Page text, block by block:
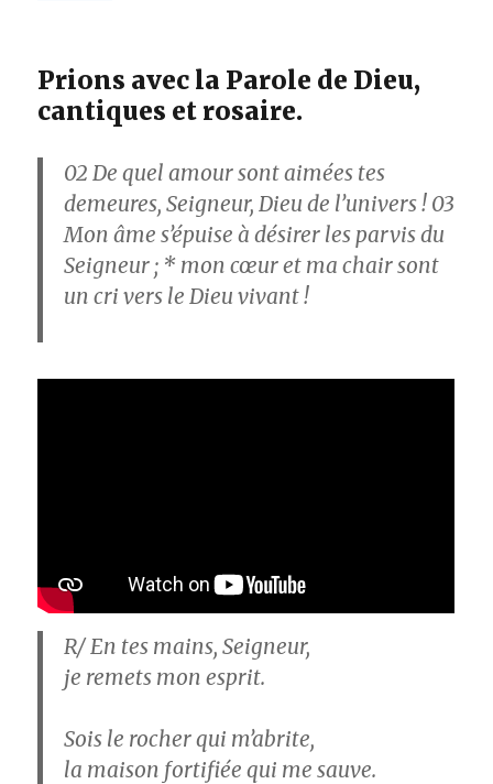
Prions avec la Parole de Dieu,
cantiques et rosaire.
02 De quel amour sont aimées tes
demeures, Seigneur, Dieu de l’univers ! 03
Mon âme s’épuise à désirer les parvis du
Seigneur ; * mon cœur et ma chair sont
un cri vers le Dieu vivant !
R/ En tes mains, Seigneur,
je remets mon esprit.
Sois le rocher qui m’abrite,
la maison fortifiée qui me sauve.